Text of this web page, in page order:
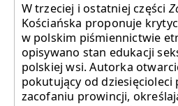
W trzeciej i ostatniej części
Kościańska proponuje
w polskim piśmiennictwie
opisywano stan edukacji
polskiej wsi. Autorka
pokutujący od
zacofaniu prowincji,